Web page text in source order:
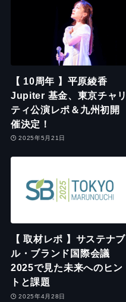
【 10周年 】平原綾香
Jupiter 基金、東京チャリ
ティ公演レポ＆九州初開
催決定！
2025年5月21日
【 取材レポ 】サステナブ
ル・ブランド国際会議
2025で見た未来へのヒン
トと課題
2025年4月28日